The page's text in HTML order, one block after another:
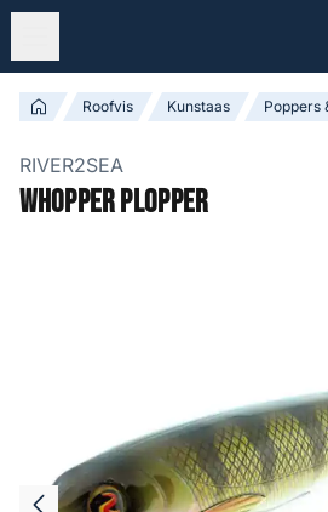
Roofvis Kunstaas
RIVER2SEA
Whopper Plopper